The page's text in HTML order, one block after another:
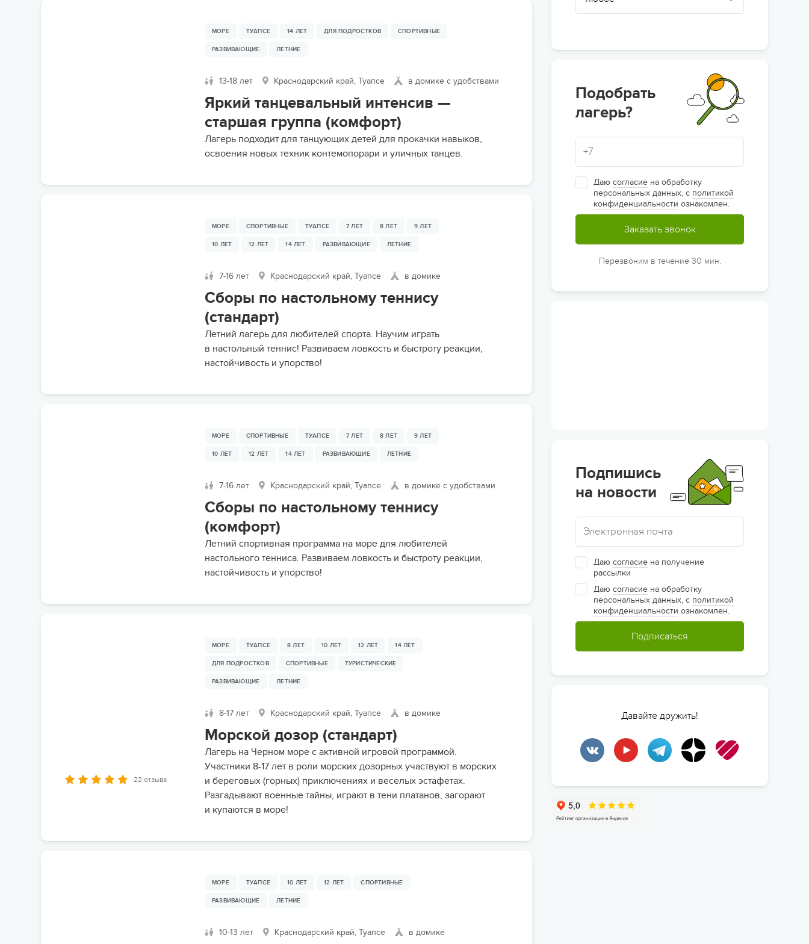
МОРЕ ТУАПСЕ 14 ЛЕТ ДЛЯ ПОДРОСТКОВ СПОРТИВНЫЕ
РАЗВИВАЮЩИЕ ЛЕТНИЕ
13-18 лет Краснодарский край, Туапсе в домике с удобствами
Яркий танцевальный интенсив —
старшая группа (комфорт)
Лагерь подходит для танцующих детей для прокачки навыков,
освоения новых техник контемопорари и уличных танцев.
МОРЕ СПОРТИВНЫЕ ТУАПСЕ 7 ЛЕТ 8 ЛЕТ 9 ЛЕТ
10 ЛЕТ 12 ЛЕТ 14 ЛЕТ РАЗВИВАЮЩИЕ ЛЕТНИЕ
7-16 лет Краснодарский край, Туапсе в домике
Сборы по настольному теннису
(стандарт)
Летний лагерь для любителей спорта. Научим играть
в настольный теннис! Развиваем ловкость и быстроту реакции,
настойчивость и упорство!
МОРЕ СПОРТИВНЫЕ ТУАПСЕ 7 ЛЕТ 8 ЛЕТ 9 ЛЕТ
10 ЛЕТ 12 ЛЕТ 14 ЛЕТ РАЗВИВАЮЩИЕ ЛЕТНИЕ
7-16 лет Краснодарский край, Туапсе в домике с удобствами
Сборы по настольному теннису
(комфорт)
Летний спортивная программа на море для любителей
настольного тенниса. Развиваем ловкость и быстроту реакции,
настойчивость и упорство!
22 отзыва
МОРЕ ТУАПСЕ 8 ЛЕТ 10 ЛЕТ 12 ЛЕТ 14 ЛЕТ
ДЛЯ ПОДРОСТКОВ СПОРТИВНЫЕ ТУРИСТИЧЕСКИЕ
РАЗВИВАЮЩИЕ ЛЕТНИЕ
8-17 лет Краснодарский край, Туапсе в домике
Морской дозор (стандарт)
Лагерь на Черном море с активной игровой программой.
Участники 8-17 лет в роли морских дозорных участвуют в морских
и береговых (горных) приключениях и веселых эстафетах.
Разгадывают военные тайны, играют в тени платанов, загорают
и купаются в море!
МОРЕ ТУАПСЕ 10 ЛЕТ 12 ЛЕТ СПОРТИВНЫЕ
РАЗВИВАЮЩИЕ ЛЕТНИЕ
10-13 лет Краснодарский край, Туапсе в домике
Подобрать
лагерь?
Даю согласие на обработку
персональных данных, с политикой
конфиденциальности ознакомлен.
Заказать звонок
Перезвоним в течение 30 мин.
Подпишись
на новости
Даю согласие на получение
рассылки
Даю согласие на обработку
персональных данных, с политикой
конфиденциальности ознакомлен.
Подписаться
Давайте дружить!